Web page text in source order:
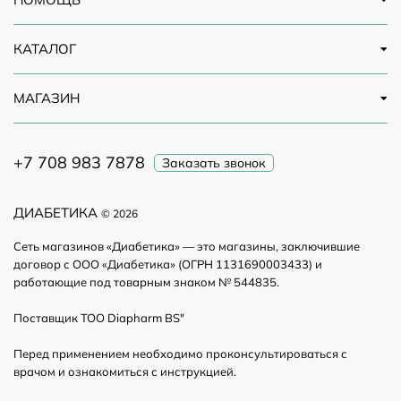
ДИАБЕТИКА © 2026
Сеть магазинов «Диабетика» — это магазины, заключившие
договор с ООО «Диабетика» (ОГРН 1131690003433) и
работающие под товарным знаком № 544835.
Поставщик ТОО Diapharm BS"
Перед применением необходимо проконсультироваться с
врачом и ознакомиться с инструкцией.
КАТАЛОГ
МАГАЗИН
+7 708 983 7878 Заказать звонок